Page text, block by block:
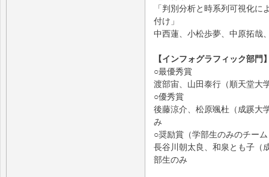
「判別分析と時系列可視化
付け」
中西蓮、小松歩夢、中原拓哉
【インフォグラフィック部門
○最優秀賞
渡部宙、山田泰行（順天堂大
○優秀賞
後藤涼介、松原颯杜（成蹊大
み
○奨励賞（学部生のみのチー
長谷川朝太良、和泉とも子（
部生のみ